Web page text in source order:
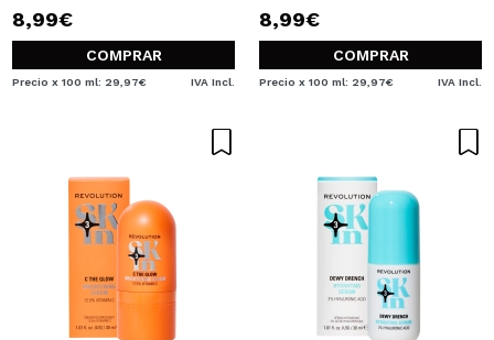
8,99€
COMPRAR
Precio x 100 ml: 29,97€ IVA Incl.
8,99€
COMPRAR
Precio x 100 ml: 29,97€ IVA Incl.